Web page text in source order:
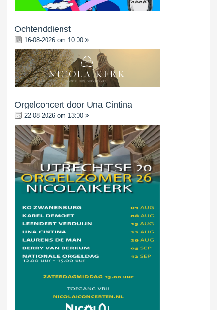
Ochtenddienst
16-08-2026 om 10:00
Orgelconcert door Una Cintina
22-08-2026 om 13:00